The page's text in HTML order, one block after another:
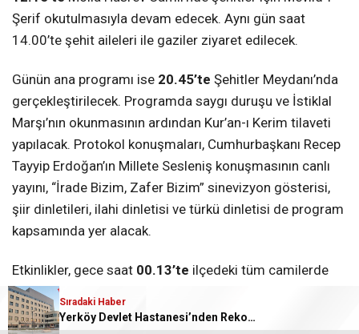
Sıradaki Haber
Yerköy Devlet Hastanesi’nden Rekor Hizmet
Şerif okutulmasıyla devam edecek. Aynı gün saat
14.00’te şehit aileleri ile gaziler ziyaret edilecek.
Günün ana programı ise 20.45’te Şehitler Meydanı’nda
gerçekleştirilecek. Programda saygı duruşu ve İstiklal
Marşı’nın okunmasının ardından Kur’an-ı Kerim tilaveti
yapılacak. Protokol konuşmaları, Cumhurbaşkanı Recep
Tayyip Erdoğan’ın Millete Sesleniş konuşmasının canlı
yayını, “İrade Bizim, Zafer Bizim” sinevizyon gösterisi,
şiir dinletileri, ilahi dinletisi ve türkü dinletisi de program
kapsamında yer alacak.
Etkinlikler, gece saat 00.13’te ilçedeki tüm camilerde
sela okunmasıyla sona erecek.